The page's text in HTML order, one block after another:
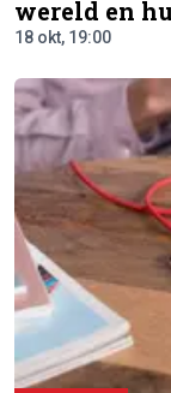
wereld en
18 okt, 19:00